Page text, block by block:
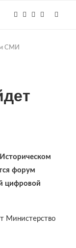
СМИ
форум
цифровой
Министерство